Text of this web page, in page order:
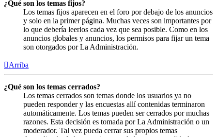
¿Qué son los temas fijos?
Los temas fijos aparecen en el foro por debajo de los anuncios
y solo en la primer página. Muchas veces son importantes por
lo que debería leerlos cada vez que sea posible. Como en los
anuncios globales y anuncios, los permisos para fijar un tema
son otorgados por La Administración.
Arriba
¿Qué son los temas cerrados?
Los temas cerrados son temas donde los usuarios ya no
pueden responder y las encuestas allí contenidas terminaron
automáticamente. Los temas pueden ser cerrados por muchas
razones. Esta decisión es tomada por La Administración o un
moderador. Tal vez pueda cerrar sus propios temas